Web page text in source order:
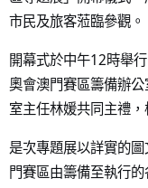
市民及旅客蒞臨參觀。
開幕式於中午12時舉
奧會澳門賽區籌備辦
室主任林媛共同主禮
是次專題展以詳實的
門賽區由籌備至執行